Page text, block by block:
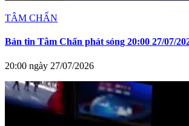
TÂM CHẤN
Bản tin Tâm Chấn phát sóng 20:00 27/07/
20:00 ngày 27/07/2026